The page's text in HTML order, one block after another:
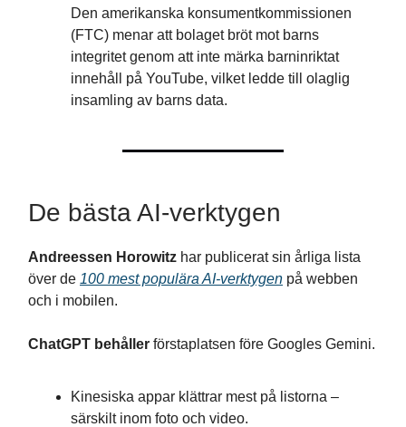
Den amerikanska konsumentkommissionen
(FTC) menar att bolaget bröt mot barns
integritet genom att inte märka barninriktat
innehåll på YouTube, vilket ledde till olaglig
insamling av barns data.
De bästa AI-verktygen
Andreessen Horowitz har publicerat sin årliga lista
över de 100 mest populära AI-verktygen på webben
och i mobilen.
ChatGPT behåller förstaplatsen före Googles Gemini.
Kinesiska appar klättrar mest på listorna –
särskilt inom foto och video.